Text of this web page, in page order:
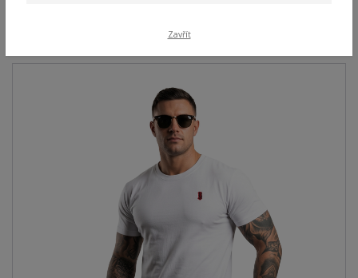
Zavřít